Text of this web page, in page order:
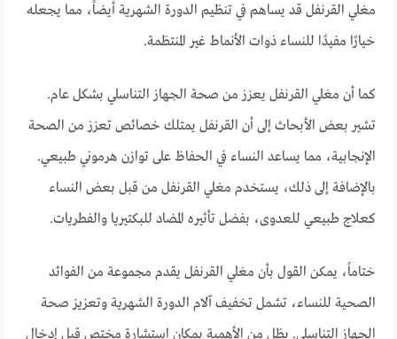
مغلي القرنفل قد يساهم في تنظيم الدورة الشهرية أيضاً، مما يجعله
خيارًا مفيدًا للنساء ذوات الأنماط غير المنتظمة.
كما أن مغلي القرنفل يعزز من صحة الجهاز التناسلي بشكل عام.
تشير بعض الأبحاث إلى أن القرنفل يمتلك خصائص تعزز من الصحة
الإنجابية، مما يساعد النساء في الحفاظ على توازن هرموني طبيعي.
بالإضافة إلى ذلك، يستخدم مغلي القرنفل من قبل بعض النساء
كعلاج طبيعي للعدوى، بفضل تأثيره المضاد للبكتيريا والفطريات.
ختاماً، يمكن القول بأن مغلي القرنفل يقدم مجموعة من الفوائد
الصحية للنساء، تشمل تخفيف آلام الدورة الشهرية وتعزيز صحة
الجهاز التناسلي. يظل من الأهمية بمكان استشارة مختص قبل إدخال